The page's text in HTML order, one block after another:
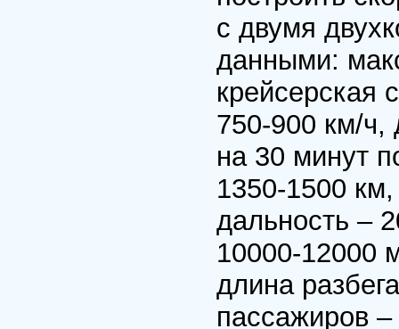
с двумя
данными:
крейсерская
750-900 км/ч,
на 30 минут
1350-1500
дальность –
10000-12000
длина
пассажиров